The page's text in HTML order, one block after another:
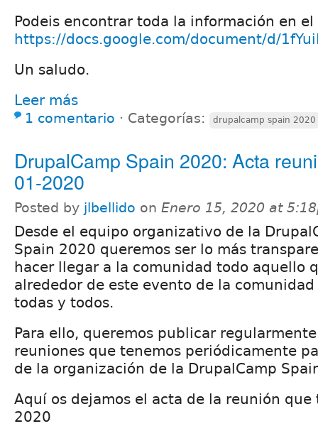
Podeis encontrar toda la información en
https://docs.google.com/document/d/
Un saludo.
Leer más
1 comentario ⋅ Categorías: drupalcamp spain 2020
DrupalCamp Spain 2020: Acta
01-2020
Posted by jlbellido on Enero 15, 2020 at
Desde el equipo organizativo de la
Spain 2020 queremos ser lo más
hacer llegar a la comunidad todo aquello
alrededor de este evento de la
todas y todos.
Para ello, queremos publicar
reuniones que tenemos periódicamente
de la organización de la DrupalCamp
Aquí os dejamos el acta de la reunión
2020